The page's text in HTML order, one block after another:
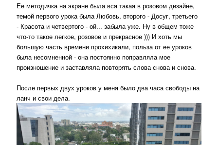
Ее методичка на экране была вся такая в розовом дизайне,
темой первого урока была Любовь, второго - Досуг, третьего
- Красота и четвертого - ой... забыла уже. Ну в общем тоже
что-то такое легкое, розовое и прекрасное ))) И хоть мы
большую часть времени прохихикали, польза от ее уроков
была несомненной - она постоянно поправляла мое
произношение и заставляла повторять слова снова и снова.
После первых двух уроков у меня было два часа свободы на
ланч и свои дела.